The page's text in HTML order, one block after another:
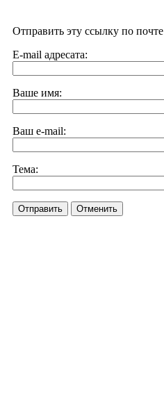
Отправить эту ссылку по почте
E-mail адресата:
Ваше имя:
Ваш e-mail:
Тема:
Отправить Отменить